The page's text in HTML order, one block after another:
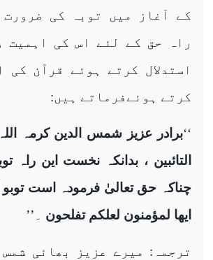
کے آغاز میں توبہ کی ضرورت
راہ حق کے لئے اس کی اہمیت
استدلال کرتے ہوئے قرآن کی
کرتے ہوئےفرماتے ہیں:
‘‘برادر عزیز شمس الدین کرمہ
التائبین ، بدانکہ نخست این راہ
چناکہ حق تعالیٰ فرمودہ است توبو
ایھا لمؤمنون لعلکم تفلحون ۔’’
ترجمہ: میرے عزیز بھائی